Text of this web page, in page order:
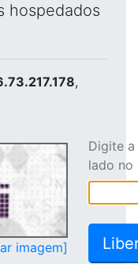
hospedados
,
imagem]
Digite
lado no